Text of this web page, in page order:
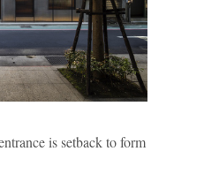
is setback to form